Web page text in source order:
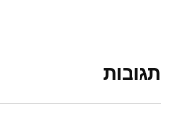
תגובות